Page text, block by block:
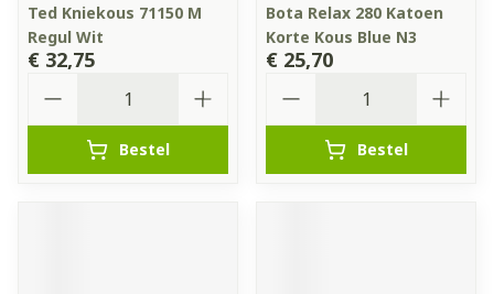
Ted Kniekous 71150 M
Regul Wit
€ 32,75
Bestel
Bota Relax 280 Katoen
Korte Kous Blue N3
€ 25,70
Bestel